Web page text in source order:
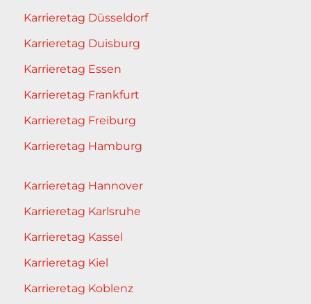
Karrieretag Düsseldorf
Karrieretag Duisburg
Karrieretag Essen
Karrieretag Frankfurt
Karrieretag Freiburg
Karrieretag Hamburg
Karrieretag Hannover
Karrieretag Karlsruhe
Karrieretag Kassel
Karrieretag Kiel
Karrieretag Koblenz